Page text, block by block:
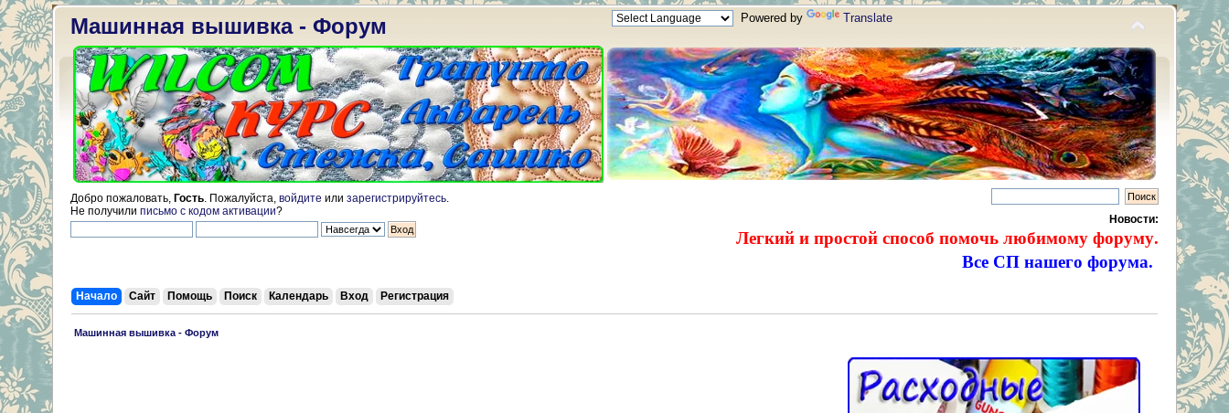
Машинная вышивка - Форум Powered by Translate
Добро пожаловать, Гость . Пожалуйста, войдите или зарегистрируйтесь
Не получили письмо с кодом активации?
Новости:
Легкий и простой способ помочь любимому форуму.
Все СП нашего форума.
Начало Сайт Помощь Поиск Календарь Вход Регистрация
Машинная вышивка - Форум